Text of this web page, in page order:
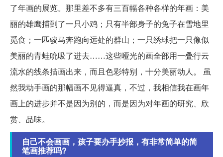
了年画的展览。那里差不多有三百幅各种各样的年画：美
丽的雄鹰捕到了一只小鸡；只有半部身子的兔子在雪地里
觅食；一匹骏马奔跑向远处的群山；一只绣球把一只像似
美丽的青蛙吮吸了进去……这些哑光的画全部用一叠行云
流水的线条描画出来，而且色彩特别，十分美丽动人。 虽
然我动手画的那幅画不见得逼真，不过，我相信我在画年
画上的进步并不是因为别的，而是因为对年画的研究、欣
赏、品味。
自己不会画画，孩子要办手抄报，有非常简单的简
笔画推荐吗?